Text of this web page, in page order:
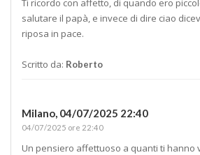
Ti ricordo con affetto, di quando ero
salutare il papà, e invece di dire ciao
riposa in pace.
Scritto da: Roberto
Milano, 04/07/2025 22:40
04/07/2025 ore 22:40
Un pensiero affettuoso a quanti ti hanno